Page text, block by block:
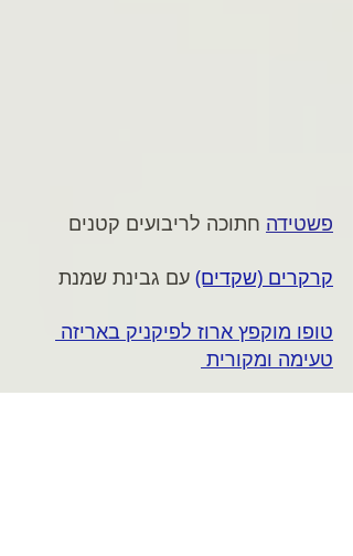
פשטידה חתוכה לריבועים קטנים
קרקרים (שקדים) עם גבינת שמנת
טופו מוקפץ ארוז לפיקניק באריזה
טעימה ומקורית